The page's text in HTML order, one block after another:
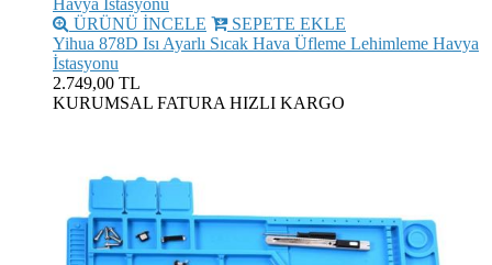
ÜRÜNÜ İNCELE
SEPETE EKLE
Yihua 878D Isı Ayarlı Sıcak Hava Üfleme Lehimleme Havya
İstasyonu
2.749,00 TL
KURUMSAL FATURA HIZLI KARGO